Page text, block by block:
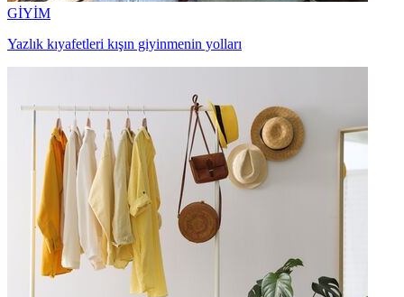
GİYİM
Yazlık kıyafetleri kışın giyinmenin yolları